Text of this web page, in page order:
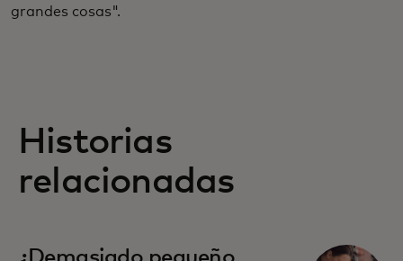
grandes cosas".
Historias
relacionadas
se abre en una pestaña nueva